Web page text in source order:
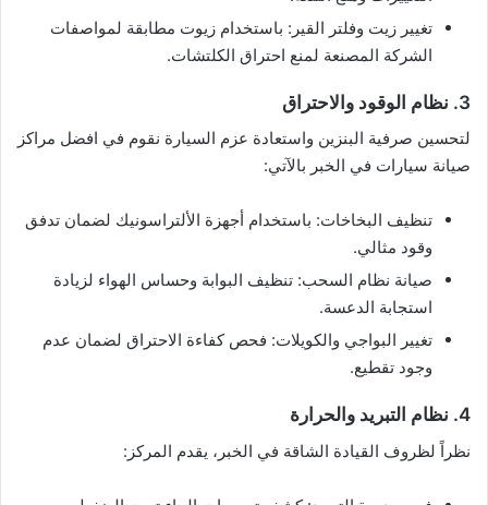
تغيير زيت وفلتر القير: باستخدام زيوت مطابقة لمواصفات
الشركة المصنعة لمنع احتراق الكلتشات.
3. نظام الوقود والاحتراق
لتحسين صرفية البنزين واستعادة عزم السيارة نقوم في افضل مراكز
صيانة سيارات في الخبر بالآتي:
تنظيف البخاخات: باستخدام أجهزة الألتراسونيك لضمان تدفق
وقود مثالي.
صيانة نظام السحب: تنظيف البوابة وحساس الهواء لزيادة
استجابة الدعسة.
تغيير البواجي والكويلات: فحص كفاءة الاحتراق لضمان عدم
وجود تقطيع.
4. نظام التبريد والحرارة
نظراً لظروف القيادة الشاقة في الخبر، يقدم المركز: